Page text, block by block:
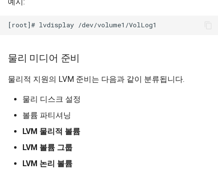
물리 미디어 준비
물리적 지원의 LVM 준비는 다음과 같이 분류됩니다.
물리 디스크 설정
볼륨 파티셔닝
LVM 물리적 볼륨
LVM 볼륨 그룹
LVM 논리 볼륨